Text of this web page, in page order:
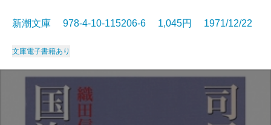
新潮文庫 978-4-10-115206-6 1,045円 1971/12/22
文庫電子書籍あり